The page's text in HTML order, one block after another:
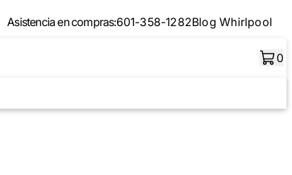
Asistencia en compras:601-358-1282Blog Whirlpool
0